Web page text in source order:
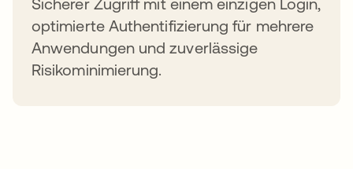
optimierte Authentifizierung für mehrere
Anwendungen und zuverlässige
Risikominimierung.